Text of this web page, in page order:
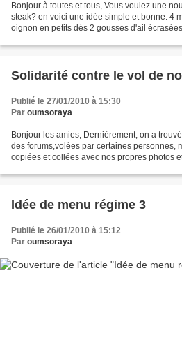
Bonjour à toutes et tous, Vous voulez une
steak? en voici une idée simple et bonne. 4
oignon en petits dés 2 gousses d'ail
Solidarité contre le vol de
Publié le 27/01/2010 à 15:30
Par oumsoraya
Bonjour les amies, Dernièrement, on a
des forums,volées par certaines personnes,
copiées et collées avec nos propres photos
Idée de menu régime 3
Publié le 26/01/2010 à 15:12
Par oumsoraya